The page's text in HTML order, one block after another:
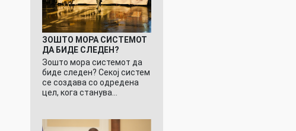
ЗОШТО МОРА СИСТЕМОТ
ДА БИДЕ СЛЕДЕН?
Зошто мора системот да
биде следен? Секој систем
се создава со одредена
цел, кога станува…